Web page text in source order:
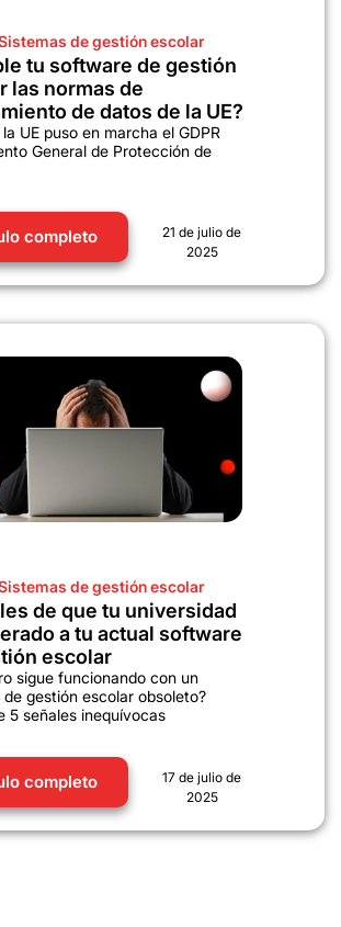
de gestión escolar
tu software de gestión
las normas de
de datos de la UE?
UE puso en marcha el GDPR
General de Protección de
completo
21 de julio de
2025
de gestión escolar
de que tu universidad
a tu actual software
escolar
sigue funcionando con un
gestión escolar obsoleto?
5 señales inequívocas
completo
17 de julio de
2025